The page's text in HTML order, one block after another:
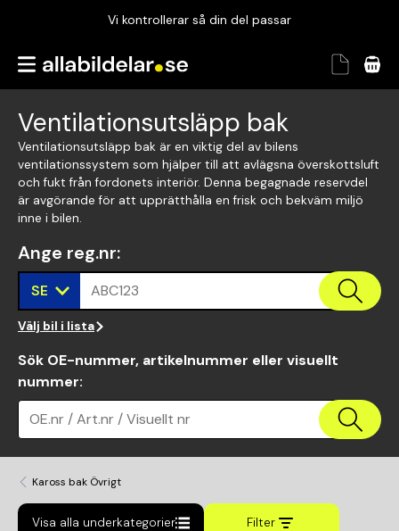
Vi kontrollerar så din del passar
Garanterad passform
Vi kontrollerar så din del passar
Ventilationsutsläpp bak
Ventilationsutsläpp bak är en viktig del av bilens
ventilationssystem som hjälper till att avlägsna överskottsluft
och fukt från fordonets interiör. Denna begagnade reservdel
är avgörande för att upprätthålla en frisk och bekväm miljö
inne i bilen.
Ange reg.nr:
SE ABC123
Välj bil i lista
Sök OE-nummer, artikelnummer eller visuellt
nummer:
OE.nr / Art.nr / Visuellt nr
Kaross bak Övrigt
Visa alla underkategorier Filter